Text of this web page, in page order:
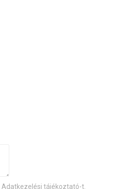
Adatkezelési tájékoztató-t.